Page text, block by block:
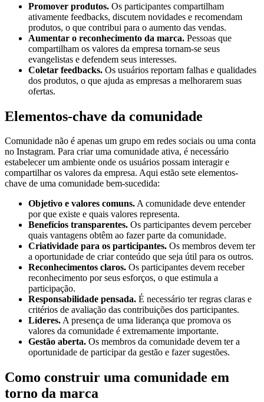
Promover produtos. Os participantes compartilham
ativamente feedbacks, discutem novidades e recomendam
produtos, o que contribui para o aumento das vendas.
Aumentar o reconhecimento da marca. Pessoas que
compartilham os valores da empresa tornam-se seus
evangelistas e defendem seus interesses.
Coletar feedbacks. Os usuários reportam falhas e qualidades
dos produtos, o que ajuda as empresas a melhorarem suas
ofertas.
Elementos-chave da comunidade
Comunidade não é apenas um grupo em redes sociais ou uma conta
no Instagram. Para criar uma comunidade ativa, é necessário
estabelecer um ambiente onde os usuários possam interagir e
compartilhar os valores da empresa. Aqui estão sete elementos-
chave de uma comunidade bem-sucedida:
Objetivo e valores comuns.A comunidade deve entender
por que existe e quais valores representa.
Benefícios transparentes. Os participantes devem perceber
quais vantagens obtêm ao fazer parte da comunidade.
Criatividade para os participantes. Os membros devem ter
a oportunidade de criar conteúdo que seja útil para os outros.
Reconhecimentos claros. Os participantes devem receber
reconhecimento por seus esforços, o que estimula a
participação.
Responsabilidade pensada. É necessário ter regras claras e
critérios de avaliação das contribuições dos participantes.
Líderes.A presença de uma liderança que promova os
valores da comunidade é extremamente importante.
Gestão aberta. Os membros da comunidade devem ter a
oportunidade de participar da gestão e fazer sugestões.
Como construir uma comunidade em
torno da marca